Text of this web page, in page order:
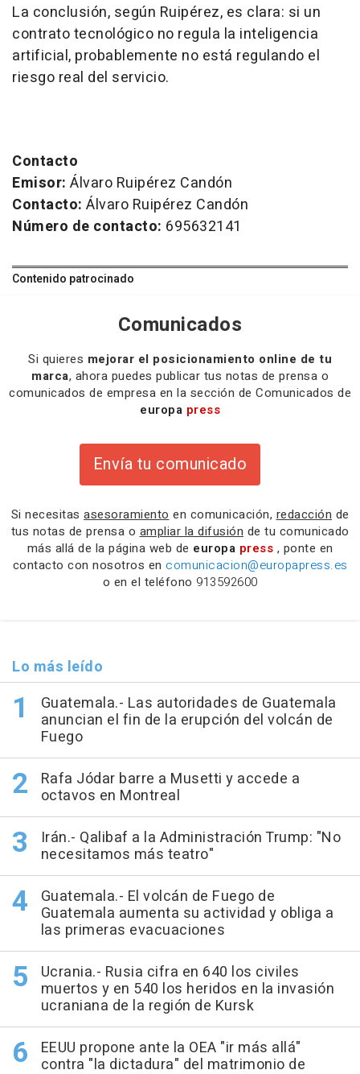
La conclusión, según Ruipérez, es clara: si un
contrato tecnológico no regula la inteligencia
artificial, probablemente no está regulando el
riesgo real del servicio.
Contacto
Emisor: Álvaro Ruipérez Candón
Contacto: Álvaro Ruipérez Candón
Número de contacto: 695632141
Contenido patrocinado
Comunicados
Si quieres mejorar el posicionamiento online de tu
marca, ahora puedes publicar tus notas de prensa o
comunicados de empresa en la sección de Comunicados de
europa press
Envía tu comunicado
Si necesitas asesoramiento en comunicación, redacción de
tus notas de prensa o ampliar la difusión de tu comunicado
más allá de la página web de europa press , ponte en
contacto con nosotros en comunicacion@europapress.es
o en el teléfono 913592600
Lo más leído
Guatemala.- Las autoridades de Guatemala
anuncian el fin de la erupción del volcán de
Fuego
Rafa Jódar barre a Musetti y accede a
octavos en Montreal
Irán.- Qalibaf a la Administración Trump: "No
necesitamos más teatro"
Guatemala.- El volcán de Fuego de
Guatemala aumenta su actividad y obliga a
las primeras evacuaciones
Ucrania.- Rusia cifra en 640 los civiles
muertos y en 540 los heridos en la invasión
ucraniana de la región de Kursk
EEUU propone ante la OEA "ir más allá"
contra "la dictadura" del matrimonio de